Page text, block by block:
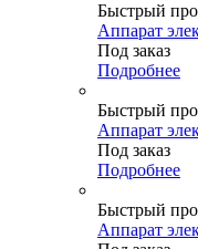
Быстрый
Аппарат
Под заказ
Подробнее
Быстрый
Аппарат
Под заказ
Подробнее
Быстрый
Аппарат